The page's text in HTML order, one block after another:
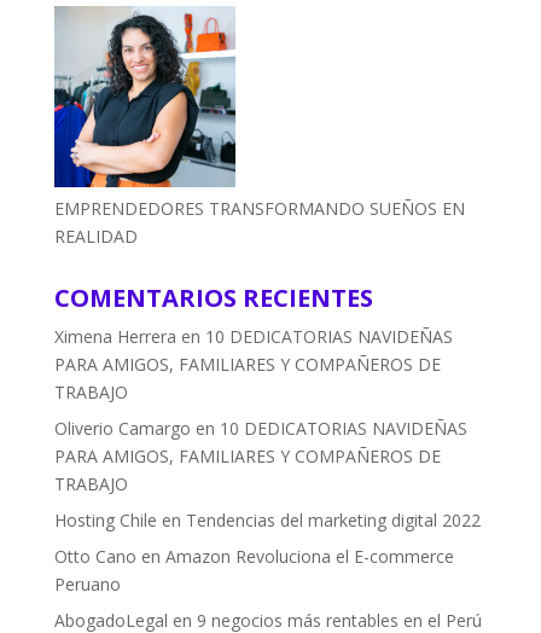
EMPRENDEDORES TRANSFORMANDO SUEÑOS EN
REALIDAD
COMENTARIOS RECIENTES
Ximena Herrera en 10 DEDICATORIAS NAVIDEÑAS
PARA AMIGOS, FAMILIARES Y COMPAÑEROS DE
TRABAJO
Oliverio Camargo en 10 DEDICATORIAS NAVIDEÑAS
PARA AMIGOS, FAMILIARES Y COMPAÑEROS DE
TRABAJO
Hosting Chile en Tendencias del marketing digital 2022
Otto Cano en Amazon Revoluciona el E-commerce
Peruano
AbogadoLegal en 9 negocios más rentables en el Perú